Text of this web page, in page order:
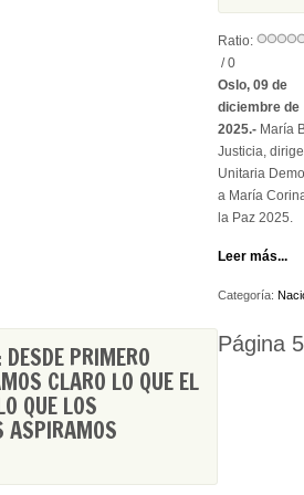
Ratio:
/ 0
Oslo, 09 de
diciembre de
2025.- María
Justicia,
Unitaria
a María
la Paz 2025.
Leer más...
Categoría:
PRIMERO
CLARO LO QUE EL
QUE LOS
ASPIRAMOS
Página